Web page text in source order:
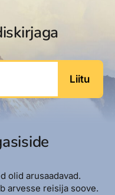
Liitu
olid arusaadavad.
arvesse reisija soove.